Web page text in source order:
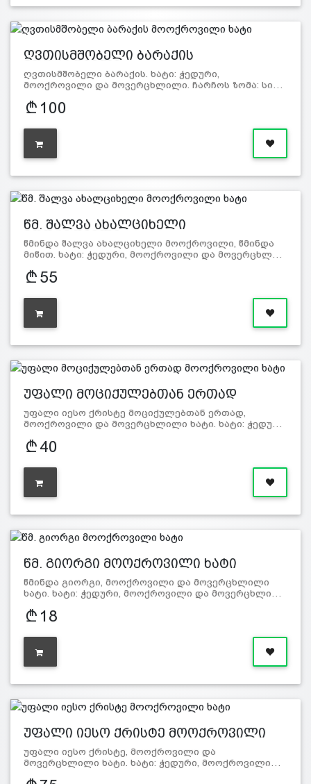
ღვთისმშობელი ბარაქის
ღვთისმშობელი ბარაქის. ხატი: ჭედური,
მოოქროვილი და მოვერცხლილი. ჩარჩოს ზომა: სი…
100
წმ. შალვა ახალციხელი
წმინდა შალვა ახალციხელი მოოქროვილი, წმინდა
მიწით. ხატი: ჭედური, მოოქროვილი და მოვერცხლ…
55
უფალი მოციქულებთან ერთად
უფალი იესო ქრისტე მოციქულებთან ერთად,
მოოქროვილი და მოვერცხლილი ხატი. ხატი: ჭედუ…
40
წმ. გიორგი მოოქროვილი ხატი
წმინდა გიორგი, მოოქროვილი და მოვერცხლილი
ხატი. ხატი: ჭედური, მოოქროვილი და მოვერცხლი…
18
უფალი იესო ქრისტე მოოქროვილი
უფალი იესო ქრისტე, მოოქროვილი და
მოვერცხლილი ხატი. ხატი: ჭედური, მოოქროვილი…